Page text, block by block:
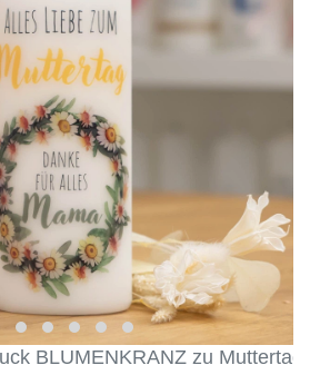
BLUMENKRANZ zu Muttertag